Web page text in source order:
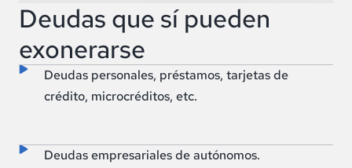
Deudas que sí pueden
exonerarse
Deudas personales, préstamos, tarjetas de
crédito, microcréditos, etc.
Deudas empresariales de autónomos.